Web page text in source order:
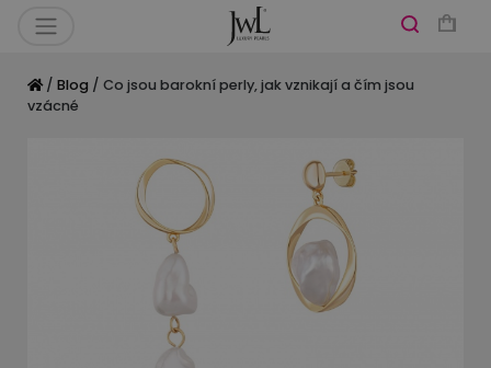
/ Blog / Co jsou barokní perly, jak vznikají a čím jsou
vzácné